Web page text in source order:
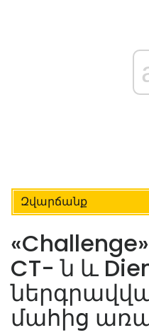
Զվարճանք
CT- ն և
մահից